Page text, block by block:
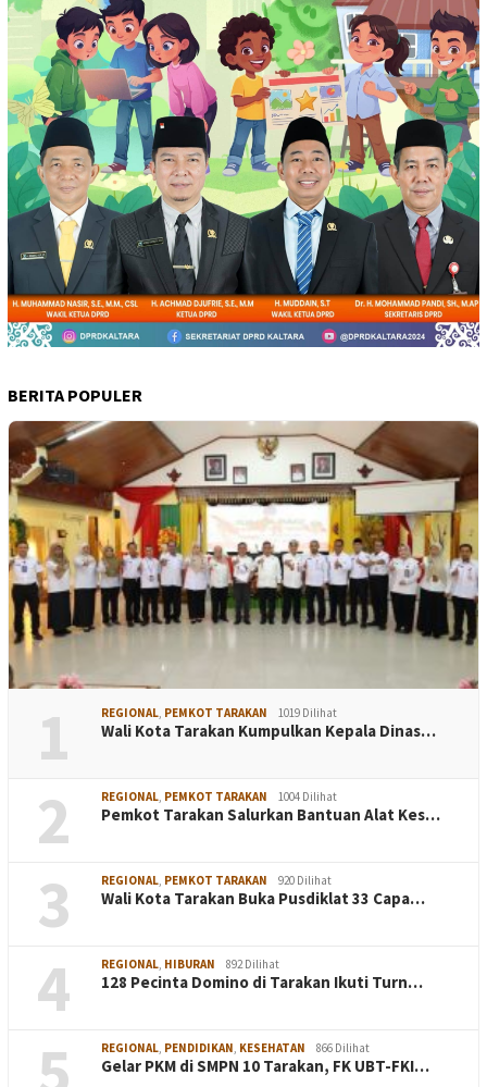
BERITA POPULER
1 REGIONAL, PEMKOT TARAKAN 1019 Dilihat
Wali Kota Tarakan Kumpulkan Kepala Dinas…
2 REGIONAL, PEMKOT TARAKAN 1004 Dilihat
Pemkot Tarakan Salurkan Bantuan Alat Kes…
3 REGIONAL, PEMKOT TARAKAN 920 Dilihat
Wali Kota Tarakan Buka Pusdiklat 33 Capa…
4 REGIONAL, HIBURAN 892 Dilihat
128 Pecinta Domino di Tarakan Ikuti Turn…
REGIONAL, PENDIDIKAN, KESEHATAN 866 Dilihat
Gelar PKM di SMPN 10 Tarakan, FK UBT-FKI…